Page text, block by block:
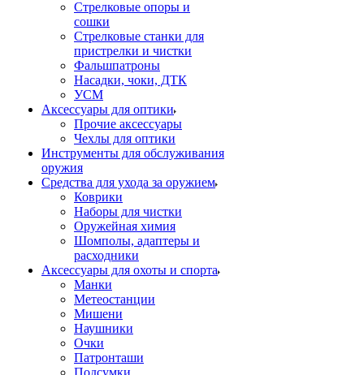
Стрелковые опоры и
сошки
Стрелковые станки для
пристрелки и чистки
Фальшпатроны
Насадки, чоки, ДТК
УСМ
Аксессуары для оптики
Прочие аксессуары
Чехлы для оптики
Инструменты для обслуживания
оружия
Средства для ухода за оружием
Коврики
Наборы для чистки
Оружейная химия
Шомполы, адаптеры и
расходники
Аксессуары для охоты и спорта
Манки
Метеостанции
Мишени
Наушники
Очки
Патронташи
Подсумки